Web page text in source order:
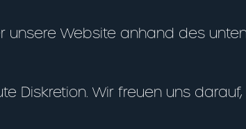
unsere Website anhand des
Diskretion. Wir freuen uns darauf,